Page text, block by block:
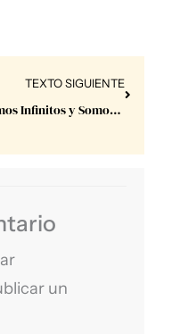
TEXTO SIGUIENTE
Somos Infinitos y Somos un Éxito.
Next
un